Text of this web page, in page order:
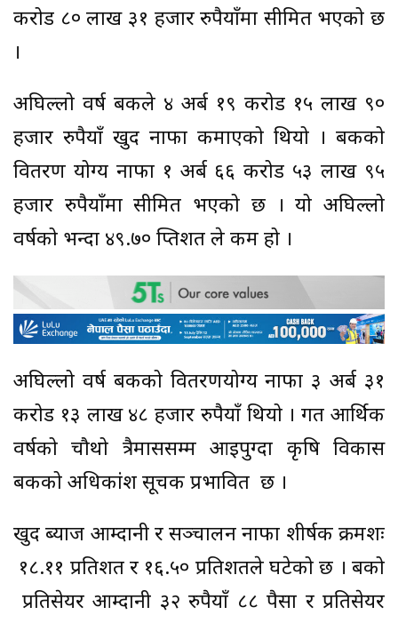
करोड ८० लाख ३१ हजार रुपैयाँमा सीमित भएको छ
।
अघिल्लो वर्ष बैंकले ४ अर्ब १९ करोड १५ लाख ९०
हजार रुपैयाँ खुद नाफा कमाएको थियो । बैंकको
वितरण योग्य नाफा १ अर्ब ६६ करोड ५३ लाख ९५
हजार रुपैयाँमा सीमित भएको छ । यो अघिल्लो
वर्षको भन्दा ४९.७० प्तिशत ले कम हो ।
अघिल्लो वर्ष बैंकको वितरणयोग्य नाफा ३ अर्ब ३१
करोड १३ लाख ४८ हजार रुपैयाँ थियो । गत आर्थिक
वर्षको चौथो त्रैमाससम्म आइपुग्दा कृषि विकास
बैंकको अधिकांश सूचक प्रभावित छ ।
खुद ब्याज आम्दानी र सञ्चालन नाफा शीर्षक क्रमशः
१८.११ प्रतिशत र १६.५० प्रतिशतले घटेको छ । बैंको
प्रतिसेयर आम्दानी ३२ रुपैयाँ ८८ पैसा र प्रतिसेयर